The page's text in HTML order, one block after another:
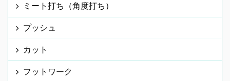
ミート打ち（角度打ち）
プッシュ
カット
フットワーク